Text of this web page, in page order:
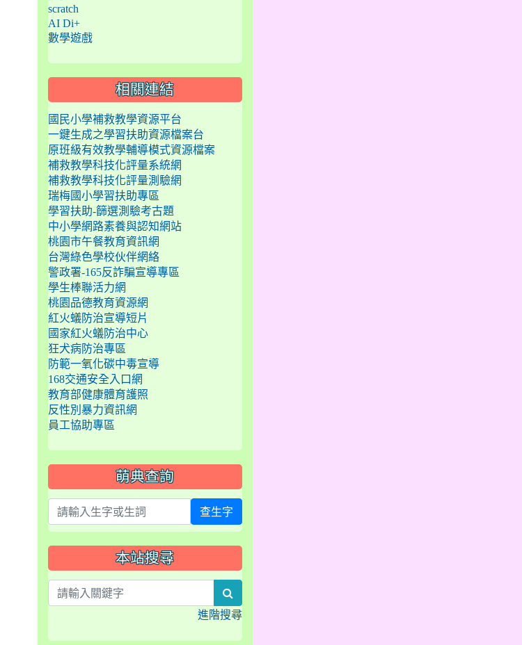
scratch
AI Di+
數學遊戲
相關連結
國民小學補救教學資源平台
一鍵生成之學習扶助資源檔案台
原班級有效教學輔導模式資源檔案
補救教學科技化評量系統網
補救教學科技化評量測驗網
瑞梅國小學習扶助專區
學習扶助-篩選測驗考古題
中小學網路素養與認知網站
桃園市午餐教育資訊網
台灣綠色學校伙伴網絡
警政署-165反詐騙宣導專區
學生棒聯活力網
桃園品德教育資源網
紅火蟻防治宣導短片
國家紅火蟻防治中心
狂犬病防治專區
防範一氧化碳中毒宣導
168交通安全入口網
教育部健康體育護照
反性別暴力資訊網
員工協助專區
萌典查詢
查生字
本站搜尋
進階搜尋